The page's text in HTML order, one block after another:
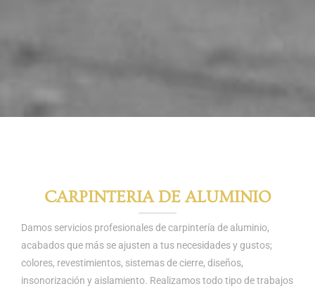
CARPINTERIA DE ALUMINIO
Damos servicios profesionales de carpintería de aluminio,
acabados que más se ajusten a tus necesidades y gustos;
colores, revestimientos, sistemas de cierre, diseños,
insonorización y aislamiento. Realizamos todo tipo de trabajos